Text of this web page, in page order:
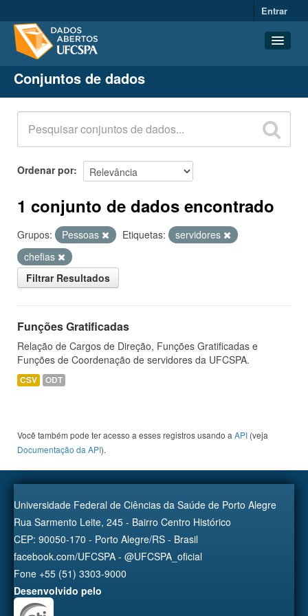
Entrar
Conjuntos de dados
Organizações
Grupos
Sobre
Conjuntos de dados
Ordenar por
1 conjunto de dados encontrado
Grupos: Pessoas Etiquetas:
servidores
chefias
Filtrar Resultados
Funções Gratificadas
Relação de Cargos de Direção, Funções Gratificadas e
Funções de Coordenação de servidores da UFCSPA.
CSV ODT
Você também pode ter acesso a esses registros usando a API (veja
Documentação da API).
Universidade Federal de Ciências da Saúde de Porto Alegre
Rua Sarmento Leite, 245 - Bairro Centro Histórico
CEP: 90050-170 - Porto Alegre/RS - Brasil
facebook.com/UFCSPA - @UFCSPA_oficial
Fone +55 (51) 3303-9000
Desenvolvido pelo